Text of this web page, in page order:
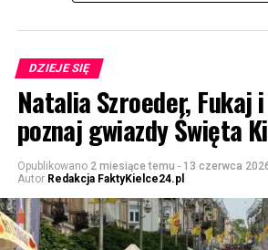
DZIEJE SIĘ
Natalia Szroeder, Fukaj
poznaj gwiazdy Święta
Opublikowano 2 miesiące temu - 13 czerwca
Autor Redakcja FaktyKielce24.pl